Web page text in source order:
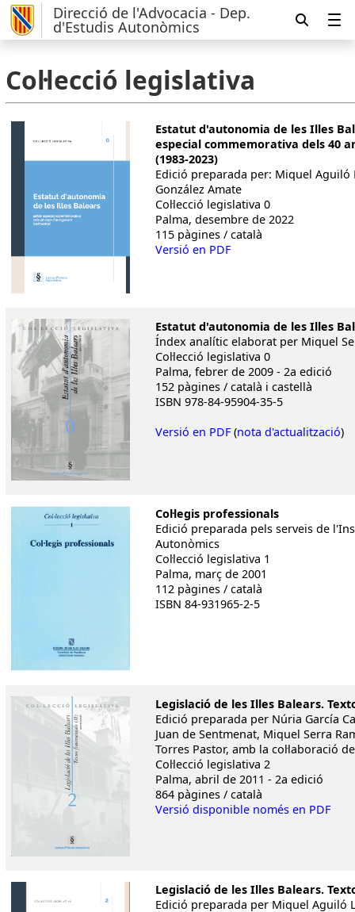
Direcció de l'Advocacia - Dep.
d'Estudis Autonòmics
Col·lecció legislativa
Estatut d'autonomia de les Illes
especial commemorativa dels 40
(1983-2023)
Edició preparada per: Miquel Aguiló
González Amate
Col·lecció legislativa 0
Palma, desembre de 2022
115 pàgines / català
Versió en PDF
Estatut d'autonomia de les Illes
Índex analític elaborat per Miquel
Col·lecció legislativa 0
Palma, febrer de 2009 - 2a edició
152 pàgines / català i castellà
ISBN 978-84-95904-35-5
Versió en PDF(nota d'actualització)
Col·legis professionals
Edició preparada pels serveis de
Autonòmics
Col·lecció legislativa 1
Palma, març de 2001
112 pàgines / català
ISBN 84-931965-2-5
Legislació de les Illes Balears.
Edició preparada per Núria García
Juan de Sentmenat, Miquel Serra
Torres Pastor, amb la col·laboració
Col·lecció legislativa 2
Palma, abril de 2011 - 2a edició
864 pàgines / català
Versió disponible només en PDF
Legislació de les Illes Balears.
Edició preparada per Miquel Aguiló